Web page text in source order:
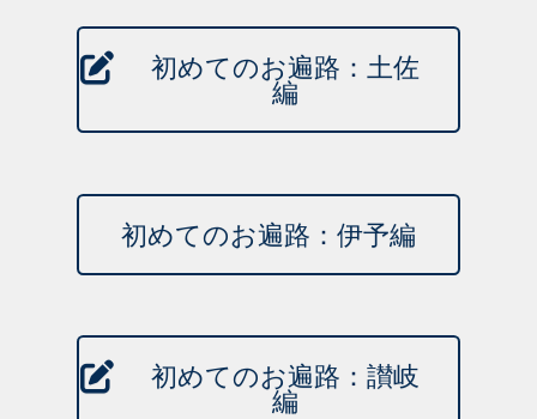
初めてのお遍路：土佐
編
初めてのお遍路：伊予編
初めてのお遍路：讃岐
編